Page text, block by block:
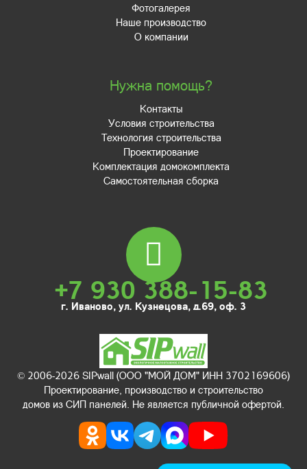
Фотогалерея
Наше производство
О компании
Нужна помощь?
Контакты
Условия строительства
Технология строительства
Проектирование
Комплектация домокомплекта
Самостоятельная сборка
+7 930 388-15-83
г. Иваново, ул. Кузнецова, д.69, оф. 3
© 2006-2026 SIPwall (ООО "МОЙ ДОМ" ИНН 3702169606)
Проектирование, производство и строительство
домов из СИП панелей. Не является публичной офертой.